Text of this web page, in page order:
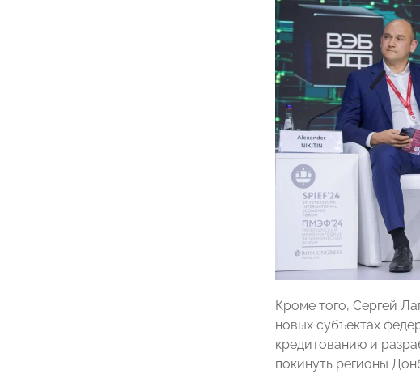
Кроме того, Сергей
новых субъектах
кредитованию и
покинуть регионы